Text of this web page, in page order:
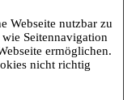
Webseite nutzbar zu
Seitennavigation
ermöglichen.
nicht richtig